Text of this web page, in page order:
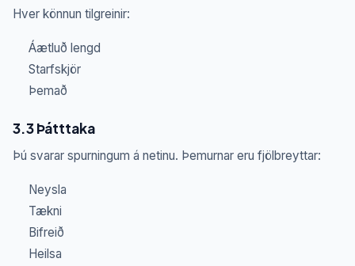
Hver könnun tilgreinir:
Áætluð lengd
Starfskjör
Þemað
3.3 Þátttaka
Þú svarar spurningum á netinu. Þemurnar eru fjölbreyttar:
Neysla
Tækni
Bifreið
Heilsa